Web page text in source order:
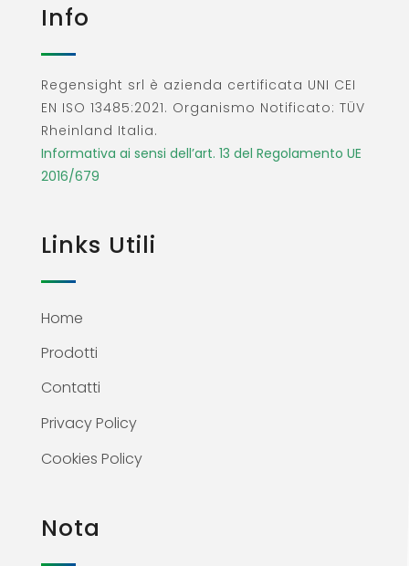
Info
Regensight srl è azienda certificata UNI CEI
EN ISO 13485:2021. Organismo Notificato: TÜV
Rheinland Italia.
Informativa ai sensi dell’art. 13 del Regolamento UE
2016/679
Links Utili
Home
Prodotti
Contatti
Privacy Policy
Cookies Policy
Nota